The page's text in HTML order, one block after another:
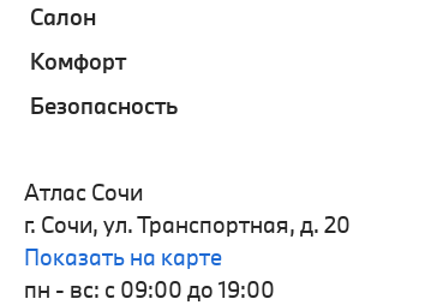
Салон
Комфорт
Безопасность
Атлас Сочи
г. Сочи, ул. Транспортная, д. 20
Показать на карте
пн - вс: с 09:00 до 19:00